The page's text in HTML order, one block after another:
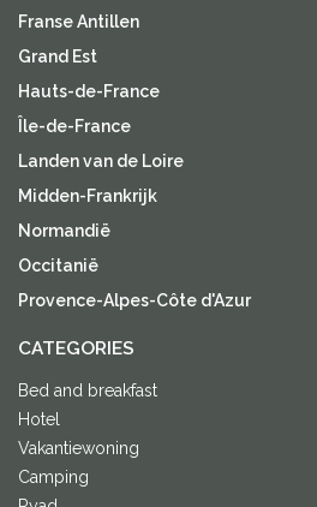
Franse Antillen
Grand Est
Hauts-de-France
Île-de-France
Landen van de Loire
Midden-Frankrijk
Normandië
Occitanië
Provence-Alpes-Côte d'Azur
CATEGORIES
Bed and breakfast
Hotel
Vakantiewoning
Camping